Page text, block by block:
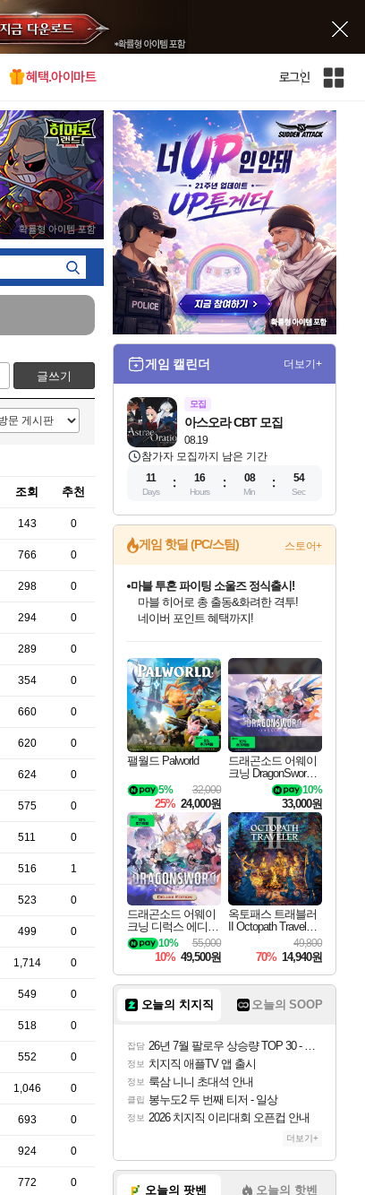
혜택.아이마트 로그인
인
전
사
이
트
글쓰기
조회 추천
143 0
766 0
298 0
294 0
289 0
354 0
660 0
620 0
624 0
575 0
511 0
516 1
523 0
499 0
1,714 0
549 0
518 0
552 0
1,046 0
693 0
924 0
772 0
게임 캘린더 더보기+
모집
08.19
아스오라 CBT 모집
참가자 모집까지 남은 기간
11
Days
16
Hours
08
Min
53
Sec
게임 핫딜 (PC/스팀) 스토어+
최대 90% 할인가를 만나보세요!
네이버혜택과 함께 만나보세요!
50%할인&추가 적립까지!
마블 투혼 파이팅 소울즈 정식출시!
네이버 포인트 혜택까지!
귀무자: 검의 길 예약 판매 중!
10% 할인과
이니&베니 혜택까지!
네이버 혜택가와 함께 예약하세요!
할인&네이버혜택으로 만나보세요!
네이버페이 혜택과 만나보세요!
40주년 프로모션으로 만나보세요!
할인가에 만나보세요!
일부 에디션 상시 할인!
혜택으로 예약 판매 중
편안하게 충전하세요
팰월드 Palworld
32,000
5%
25% 24,000원
드래곤소드 어웨이
크닝 DragonSword A
10%
33,000원
드래곤소드 어웨이
크닝 디럭스 에디션
DragonSword Awake
ning Deluxe Edition
55,000
10%
10% 49,500원
옥토패스 트래블러
II Octopath Traveler I
49,800
70% 14,940원
오늘의 치지직 오늘의 SOOP
잡담 26년 7월 팔로우 상승량 TOP 30 - 월간 치지직
정보 치지직 애플TV 앱 출시
정보 룩삼 니니 초대석 안내
클립 봉누도2 두 번째 티저 - 일상
정보 2026 치지직 이리대회 오픈컵 안내
더보기+
오늘의 팟벤 오늘의 핫벤